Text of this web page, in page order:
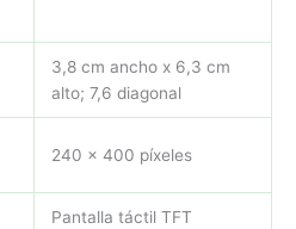
3,8 cm ancho x 6,3 cm
alto; 7,6 diagonal
240 x 400 píxeles
Pantalla táctil TFT